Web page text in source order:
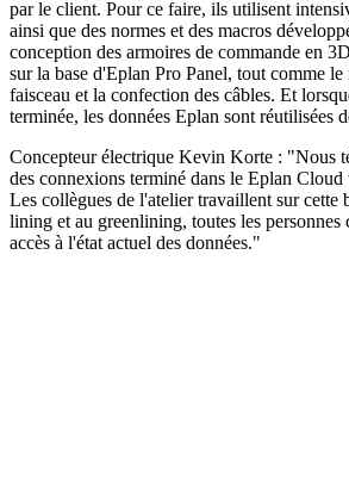
par le client. Pour ce faire, ils utilisent
ainsi que des normes et des macros
conception des armoires de commande en
sur la base d'Eplan Pro Panel, tout comme le
faisceau et la confection des câbles. Et
terminée, les données Eplan sont réutilisées
Concepteur électrique Kevin Korte : "Nous
des connexions terminé dans le Eplan
Les collègues de l'atelier travaillent sur cette
lining et au greenlining, toutes les personnes
accès à l'état actuel des données."